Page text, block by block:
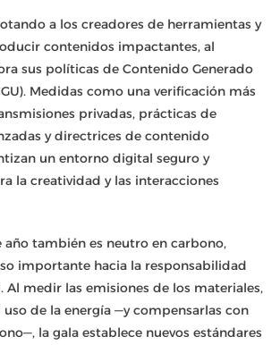
a los creadores de herramientas y
contenidos impactantes, al
sus políticas de Contenido Generado
Medidas como una verificación más
privadas, prácticas de
y directrices de contenido
un entorno digital seguro y
la creatividad y las interacciones
año también es neutro en carbono,
importante hacia la responsabilidad
medir las emisiones de los materiales,
de la energía —y compensarlas con
la gala establece nuevos estándares